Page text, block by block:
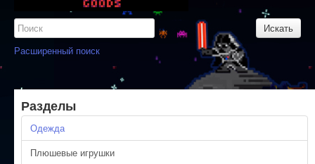
Расширенный поиск
Разделы
Одежда
Плюшевые игрушки